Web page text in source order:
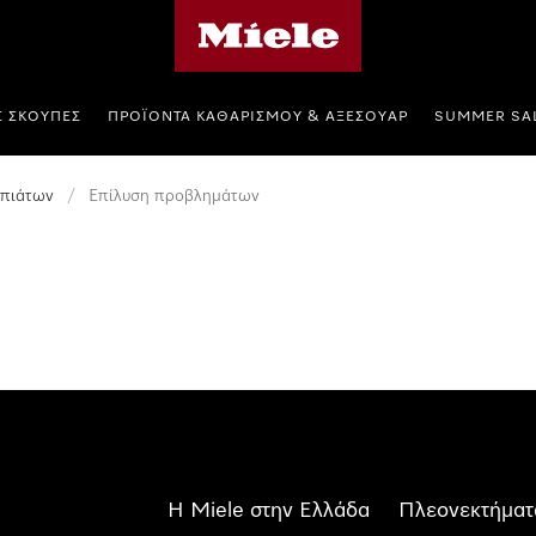
ΣΚΟΎΠΕΣ ΠΡΟΪΌΝΤΑ ΚΑΘΑΡΙΣΜΟΎ & ΑΞΕΣΟΥΆΡ SUMMER
/ Επίλυση προβλημάτων
Η Miele στην Ελλάδα